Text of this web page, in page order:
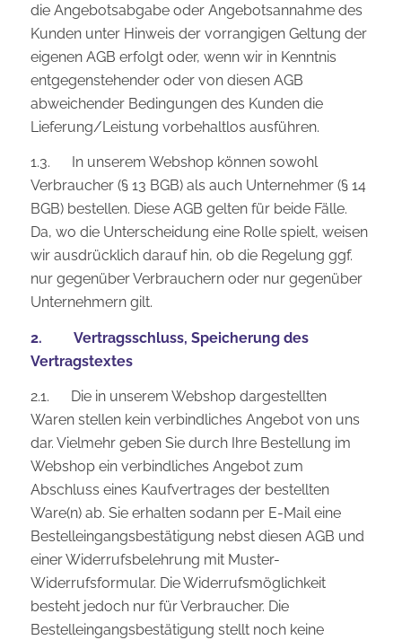
die Angebotsabgabe oder Angebotsannahme des
Kunden unter Hinweis der vorrangigen Geltung der
eigenen AGB erfolgt oder, wenn wir in Kenntnis
entgegenstehender oder von diesen AGB
abweichender Bedingungen des Kunden die
Lieferung/Leistung vorbehaltlos ausführen.
1.3. In unserem Webshop können sowohl
Verbraucher (§ 13 BGB) als auch Unternehmer (§ 14
BGB) bestellen. Diese AGB gelten für beide Fälle.
Da, wo die Unterscheidung eine Rolle spielt, weisen
wir ausdrücklich darauf hin, ob die Regelung ggf.
nur gegenüber Verbrauchern oder nur gegenüber
Unternehmern gilt.
2. Vertragsschluss, Speicherung des
Vertragstextes
2.1. Die in unserem Webshop dargestellten
Waren stellen kein verbindliches Angebot von uns
dar. Vielmehr geben Sie durch Ihre Bestellung im
Webshop ein verbindliches Angebot zum
Abschluss eines Kaufvertrages der bestellten
Ware(n) ab. Sie erhalten sodann per E-Mail eine
Bestelleingangsbestätigung nebst diesen AGB und
einer Widerrufsbelehrung mit Muster-
Widerrufsformular. Die Widerrufsmöglichkeit
besteht jedoch nur für Verbraucher. Die
Bestelleingangsbestätigung stellt noch keine